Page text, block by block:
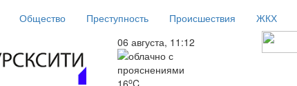
Общество Преступность Происшествия ЖКХ
06 августа, 11:12
16oC